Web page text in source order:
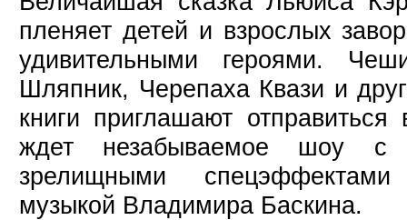
пленяет детей и взрослых
удивительными героями.
Шляпник, Черепаха Квази и
книги приглашают
ждет незабываемое шоу с
зрелищными
музыкой Владимира Баскина.